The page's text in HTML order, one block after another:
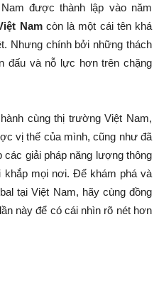
được thành lập vào năm
Nam còn là một cái tên khá
Nhưng chính bởi những thách
đấu và nỗ lực hơn trên chặng
cùng thị trường Việt Nam,
vị thế của mình, cũng như đã
các giải pháp năng lượng thông
khắp mọi nơi. Để khám phá và
tại Việt Nam, hãy cùng đồng
này để có cái nhìn rõ nét hơn